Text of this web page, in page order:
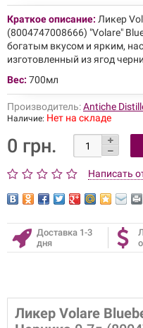
Краткое описание: Ликер
(8004747008666) "Volare"
богатым вкусом и ярким,
изготовленный из ягод
Вес: 700мл
Производитель:Antiche
Наличие: Нет на складе
0 грн.
Написать
Доставка 1-3
дня
Ликер Volare